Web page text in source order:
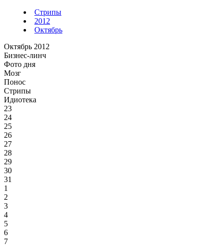
Стрипы
2012
Октябрь
Октябрь 2012
Бизнес-линч
Фото дня
Мозг
Понос
Стрипы
Идиотека
23
24
25
26
27
28
29
30
31
1
2
3
4
5
6
7